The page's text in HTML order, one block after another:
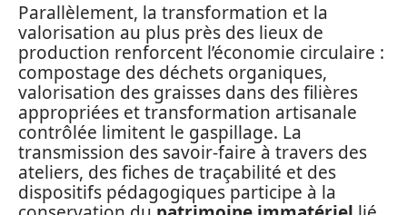
Parallèlement, la transformation et la
valorisation au plus près des lieux de
production renforcent l’économie circulaire :
compostage des déchets organiques,
valorisation des graisses dans des filières
appropriées et transformation artisanale
contrôlée limitent le gaspillage. La
transmission des savoir-faire à travers des
ateliers, des fiches de traçabilité et des
dispositifs pédagogiques participe à la